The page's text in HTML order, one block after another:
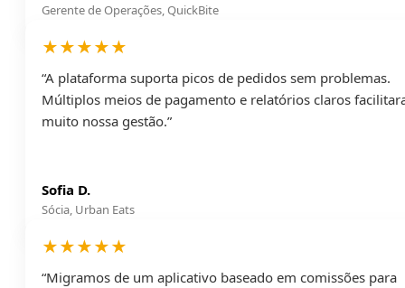
Gerente de Operações, QuickBite
★★★★★
“A plataforma suporta picos de pedidos sem problemas.
Múltiplos meios de pagamento e relatórios claros
muito nossa gestão.”
Sofia D.
Sócia, Urban Eats
★★★★★
“Migramos de um aplicativo baseado em comissões para